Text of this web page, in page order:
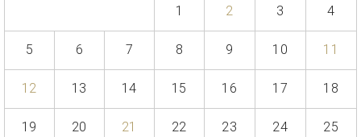
イ
コ
サ
ュ
イ
ン
の
音
(お
規
ィ
ー
ま
で
オンライン試弾
ブ
グ
1 2 3 4
5 6 7 8 9 10 11
12 13 14 15 16 17 18
19 20 21 22 23 24 25